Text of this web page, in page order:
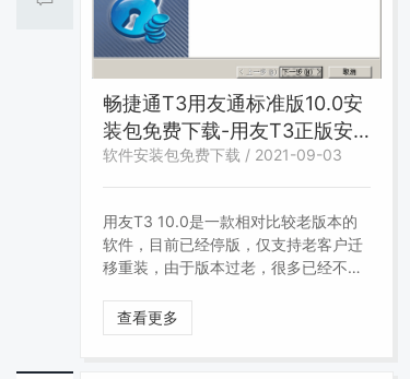
畅捷通T3用友通标准版10.0安
装包免费下载-用友T3正版安
装程序
软件安装包免费下载 / 2021-09-03
用友T3 10.0是一款相对比较老版本的
软件，目前已经停版，仅支持老客户迁
移重装，由于版本过老，很多已经不适
何问题请联系我们在线客服！
查看更多